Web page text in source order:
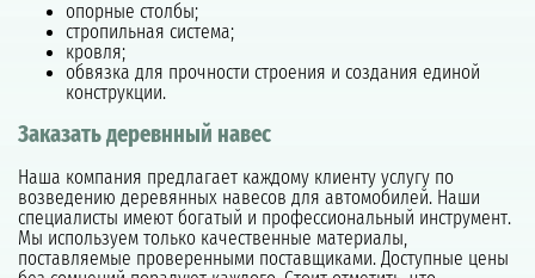
опорные столбы;
стропильная система;
кровля;
обвязка для прочности строения и создания единой
конструкции.
Заказать деревнный навес
Наша компания предлагает каждому клиенту услугу по
возведению деревянных навесов для автомобилей. Наши
специалисты имеют богатый и профессиональный инструмент.
Мы используем только качественные материалы,
поставляемые проверенными поставщиками. Доступные цены